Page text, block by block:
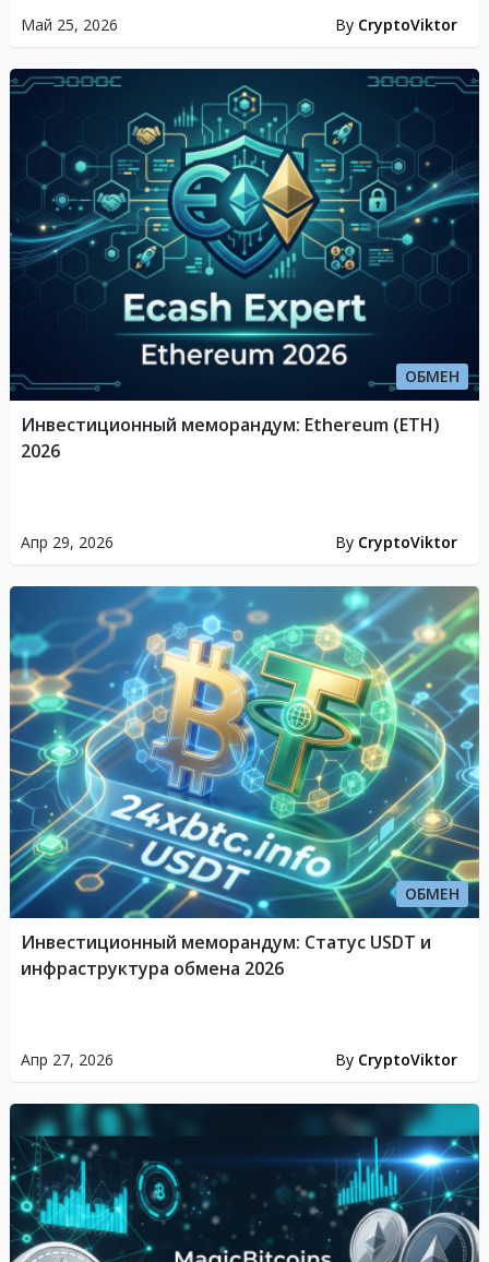
Май 25, 2026 By CryptoViktor
ОБМЕН
Апр 29, 2026 By CryptoViktor
Инвестиционный меморандум: Ethereum (ETH)
2026
ОБМЕН
Апр 27, 2026 By CryptoViktor
Инвестиционный меморандум: Статус USDT и
инфраструктура обмена 2026